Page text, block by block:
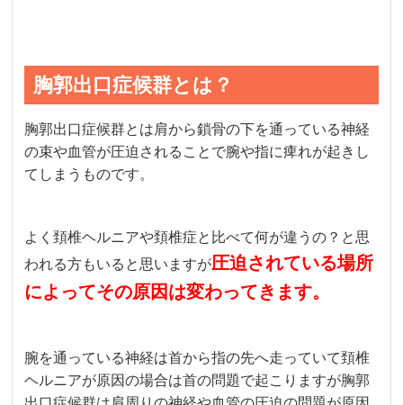
胸郭出口症候群とは？
胸郭出口症候群とは肩から鎖骨の下を通っている神経
の束や血管が圧迫されることで腕や指に痺れが起きし
てしまうものです。
よく頚椎ヘルニアや頚椎症と比べて何が違うの？と思
われる方もいると思いますが圧迫されている場所
によってその原因は変わってきます。
腕を通っている神経は首から指の先へ走っていて頚椎
ヘルニアが原因の場合は首の問題で起こりますが胸郭